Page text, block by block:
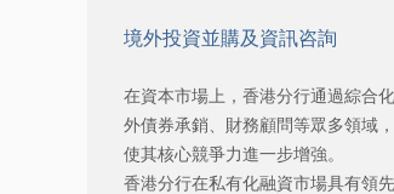
境外投資並購及資訊咨詢
在資本市場上，香港分行通過綜合
外債券承銷、財務顧問等眾多領域
使其核心競爭力進一步增強。
香港分行在私有化融資市場具有領